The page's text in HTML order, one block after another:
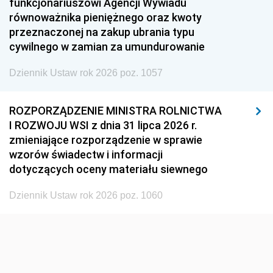
1948 1947
1945 1944 1939
1938 1937 1936
1935 1934
1929 1928 1927
1926 1925 1924
1923 1922
równoważnika pieniężnego oraz kwoty
przeznaczonej na zakup ubrania typu
cywilnego w zamian za umundurowanie
Dziennik Ustaw rok 2026 poz. 1057
ROZPORZĄDZENIE MINISTRA ROLNICTWA
I ROZWOJU WSI z dnia 31 lipca 2026 r.
zmieniające rozporządzenie w sprawie
wzorów świadectw i informacji
dotyczących oceny materiału siewnego
Dziennik Ustaw rok 2026 poz. 1060